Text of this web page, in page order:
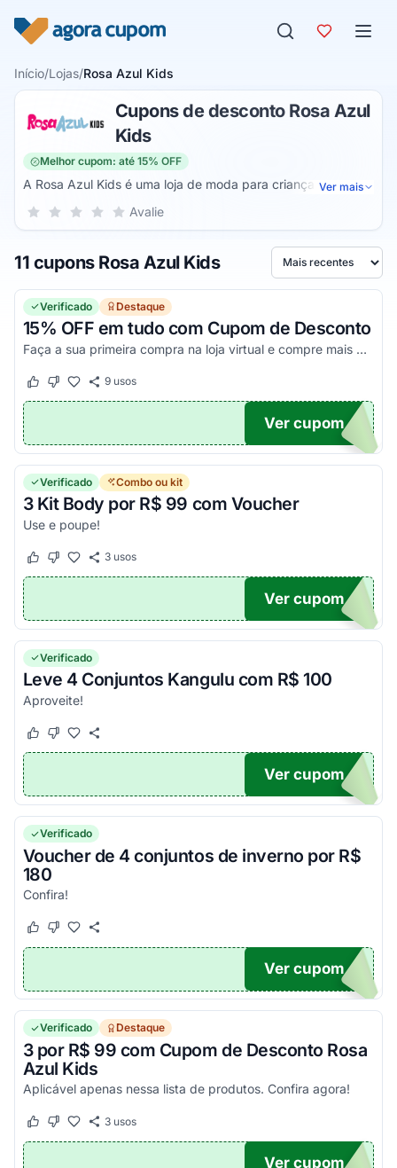
Início/Lojas/Rosa Azul Kids
Cupons de desconto Rosa Azul
Kids
Melhor cupom: até 15% OFF
A Rosa Azul Kids é uma loja de moda para crianças que
especializou-se em vender conjuntos para meninos e
parceria com variadas marcas como a EX Kids Body, JD
Kids, KP Kids, LK Body, LK Kids, Mia Body e VS Kids.
Ver mais
Sua nota para Rosa Azul Kids, de 1 a 5 estrelas
5 estrelas
4 estrelas
3 estrelas
2 estrelas
1 estrela Avalie
11 cupons Rosa Azul Kids Ordenar por
Verificado Destaque
15% OFF em tudo com Cupom de Desconto
Faça a sua primeira compra na loja virtual e compre mais barato usando o voucher. Aproveite!
Este cupom funcionou
Este cupom não funcionou
9usos
MPRA
Ver cupom
Verificado Combo ou kit
3 Kit Body por R$ 99 com Voucher
Use e poupe!
Este cupom funcionou
Este cupom não funcionou
3usos
99
Ver cupom
Verificado
Leve 4 Conjuntos Kangulu com R$ 100
Aproveite!
Este cupom funcionou
Este cupom não funcionou
00
Ver cupom
Verificado
Voucher de 4 conjuntos de inverno por R$
180
Confira!
Este cupom funcionou
Este cupom não funcionou
80
Ver cupom
Verificado Destaque
3 por R$ 99 com Cupom de Desconto Rosa
Azul Kids
Aplicável apenas nessa lista de produtos. Confira agora!
Este cupom funcionou
Este cupom não funcionou
3usos
99
Ver cupom